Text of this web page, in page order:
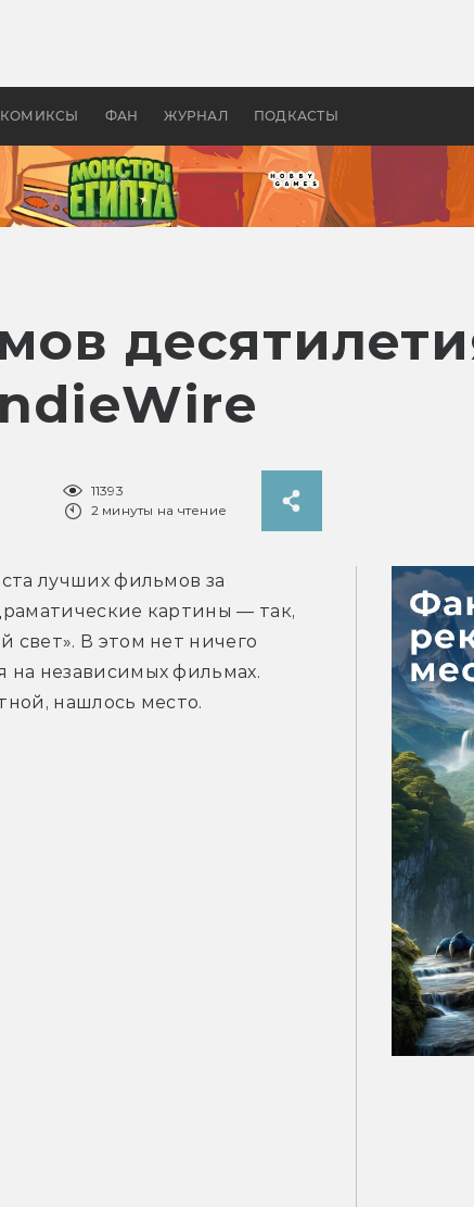
КОМИКСЫ ФАН ЖУРНАЛ ПОДКАСТЫ
—
бы «Властелина колец»
11393
2 минуты на чтение
ста лучших фильмов за
картины — так,
свет». В этом нет ничего
на независимых фильмах.
нашлось место.